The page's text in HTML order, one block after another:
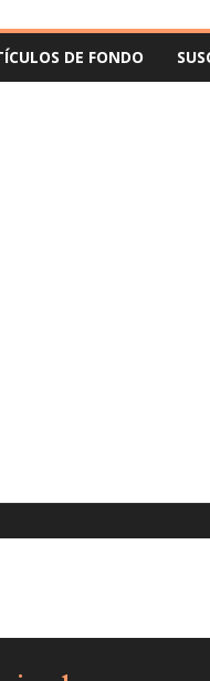
DE FONDO